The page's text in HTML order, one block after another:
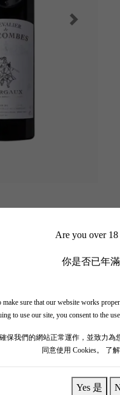
Are you over 18
你是否已年
make sure that our website works
to use our site, you consent to the
保我們的網站正常運作，並致力
同意使用 Cookies。 了
Yes 是